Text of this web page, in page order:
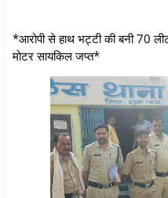
*आरोपी से हाथ भट्टी की बनी 70
मोटर सायकिल जप्त*